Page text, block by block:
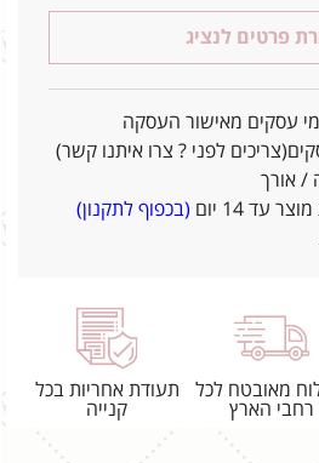
פרטים לנציג
/ אורך
עד 14 יום
(בכפוף לתקנון)
מאובטח לכל
רחבי הארץ
תעודת אחריות בכל
קנייה